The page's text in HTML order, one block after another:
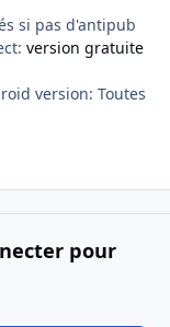
si pas d'antipub
version gratuite
version: Toutes
pour